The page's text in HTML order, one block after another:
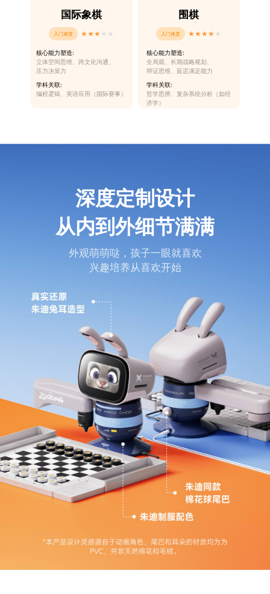
国际象棋
入门难度 ★★★★ ★
核心能力塑造:
立体空间思维、跨文化沟通、
压力决策力
学科关联:
编程逻辑、英语应用（国际赛事）
围棋
入门难度 ★★★★★
核心能力塑造:
全局观、长期战略规划、
辩证思维、延迟满足能力
学科关联:
哲学思辨、复杂系统分析（如经
济学）
深度定制设计
从内到外细节满满
外观萌萌哒，孩子一眼就喜欢
兴趣培养从喜欢开始